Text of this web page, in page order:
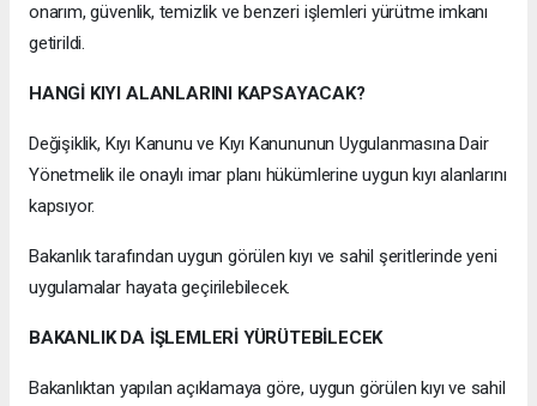
onarım, güvenlik, temizlik ve benzeri işlemleri yürütme imkanı
getirildi.
HANGİ KIYI ALANLARINI KAPSAYACAK?
Değişiklik, Kıyı Kanunu ve Kıyı Kanununun Uygulanmasına Dair
Yönetmelik ile onaylı imar planı hükümlerine uygun kıyı alanlarını
kapsıyor.
Bakanlık tarafından uygun görülen kıyı ve sahil şeritlerinde yeni
uygulamalar hayata geçirilebilecek.
BAKANLIK DA İŞLEMLERİ YÜRÜTEBİLECEK
Bakanlıktan yapılan açıklamaya göre, uygun görülen kıyı ve sahil